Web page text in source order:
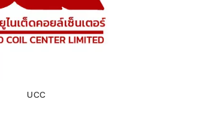
UCC